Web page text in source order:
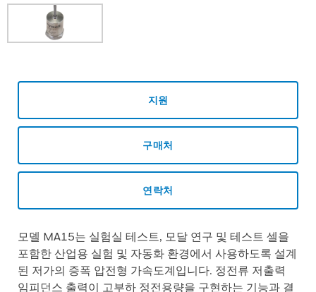
지원
구매처
연락처
모델 MA15는 실험실 테스트, 모달 연구 및 테스트 셀을
포함한 산업용 실험 및 자동화 환경에서 사용하도록 설계
된 저가의 증폭 압전형 가속도계입니다. 정전류 저출력
임피던스 출력이 고부하 정전용량을 구현하는 기능과 결